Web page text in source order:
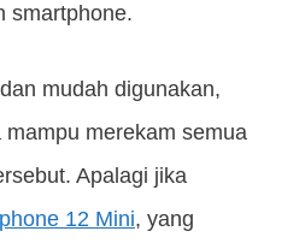
smartphone.
mudah digunakan,
mampu merekam semua
Apalagi jika
12 Mini, yang